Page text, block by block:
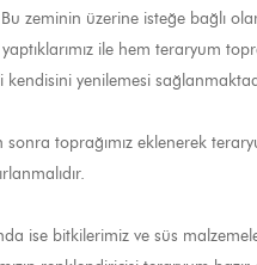
Bu zeminin üzerine isteğe bağlı
ile hem teraryum
kendisini yenilemesi
sonra toprağımız eklenerek
ise bitkilerimiz ve süs